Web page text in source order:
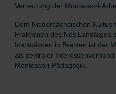
Vernetzung der Montessori-
Dem Niedersächsischen
Fraktionen des Nds.Landtages
Institutionen in Bremen ist der
als zentraler
Montessori-Pädagogik.